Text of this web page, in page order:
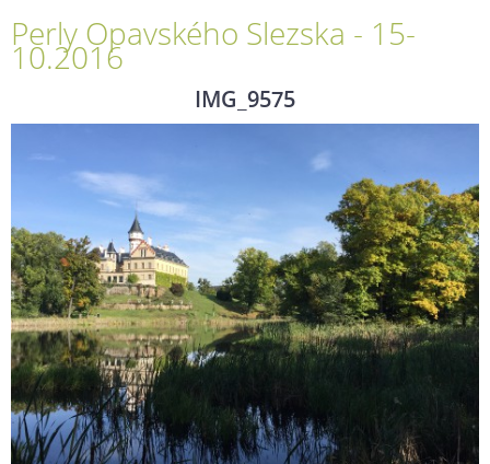
Perly Opavského Slezska - 15-
10.2016
IMG_9575